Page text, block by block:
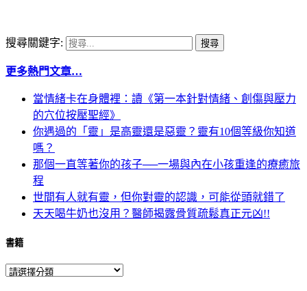
搜尋關鍵字:
更多熱門文章…
當情緒卡在身體裡：讀《第一本針對情緒、創傷與壓力
的穴位按壓聖經》
你遇過的「靈」是高靈還是惡靈？靈有10個等級你知道
嗎？
那個一直等著你的孩子──一場與內在小孩重逢的療癒旅
程
世間有人就有靈，但你對靈的認識，可能從頭就錯了
天天喝牛奶也沒用？醫師揭露骨質疏鬆真正元凶!!
書籍